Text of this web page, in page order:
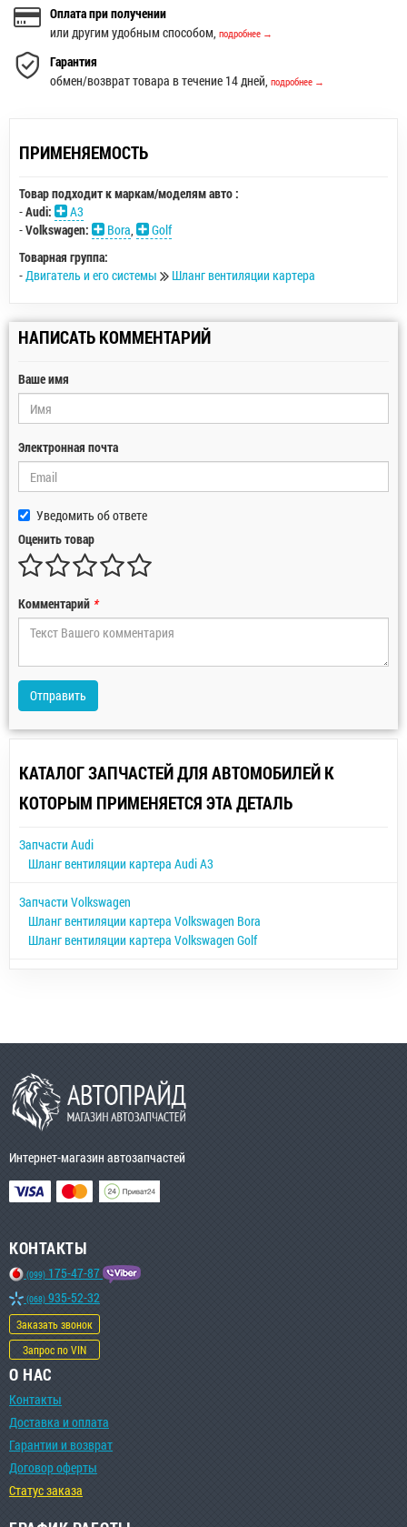
Оплата при получении
или другим удобным способом, подробнее →
Гарантия
обмен/возврат товара в течение 14 дней, подробнее →
ПРИМЕНЯЕМОСТЬ
Товар подходит к маркам/моделям авто :
-Audi:
A3
-Volkswagen: Bora,
Golf
Товарная группа:
-Двигатель и его системы Шланг вентиляции картера
НАПИСАТЬ КОММЕНТАРИЙ
Ваше имя
Электронная почта
Уведомить об ответе
Оценить товар
Комментарий *
Отправить
КАТАЛОГ ЗАПЧАСТЕЙ ДЛЯ АВТОМОБИЛЕЙ К
КОТОРЫМ ПРИМЕНЯЕТСЯ ЭТА ДЕТАЛЬ
Запчасти Audi
Шланг вентиляции картера Audi A3
Запчасти Volkswagen
Шланг вентиляции картера Volkswagen Bora
Шланг вентиляции картера Volkswagen Golf
Интернет-магазин автозапчастей
КОНТАКТЫ
(099) 175-47-87
(068) 935-52-32
Заказать звонок
Запрос по VIN
О НАС
Контакты
Доставка и оплата
Гарантии и возврат
Договор оферты
Статус заказа